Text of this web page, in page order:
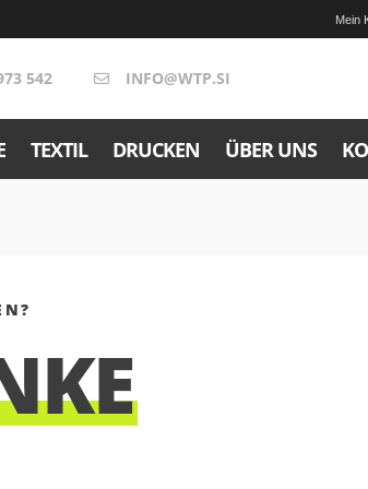
Mein
542 INFO@WTP.SI
TEXTIL DRUCKEN ÜBER UNS